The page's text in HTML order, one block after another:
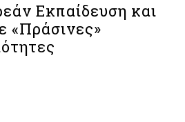
Εκπαίδευση και
«Πράσινες»